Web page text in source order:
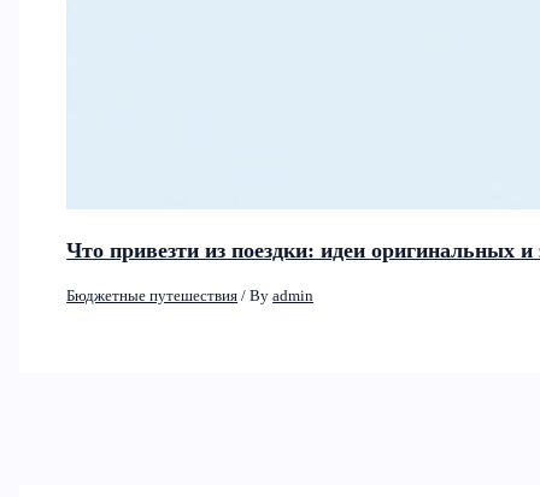
Что привезти из поездки: идеи оригинальных
Бюджетные путешествия / Byadmin